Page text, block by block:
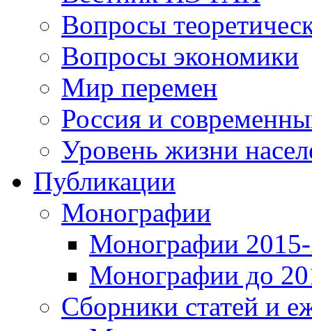
Вопросы
Вопросы экономики
Мир перемен
Россия и
Уровень жизни
Публикации
Монографии
Монографии 2015-
Монографии до
Сборники статей и